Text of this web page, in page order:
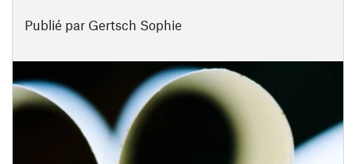
Publié par Gertsch Sophie